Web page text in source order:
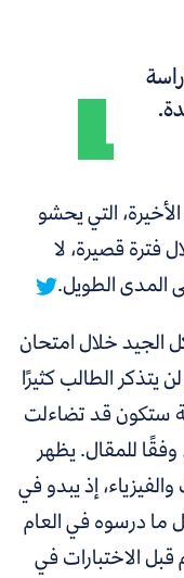
التييحشو
فترة قصيرة، لا
المدى الطويل.
الجيد خلال امتحان
يتذكر الطالب كثيرًا
ستكون قد تضاءلت
للمقال. يظهر
إذ يبدو في
ما درسوه في العام
الاختبارات في